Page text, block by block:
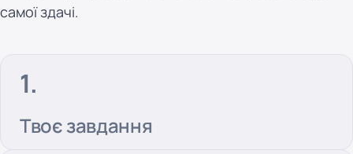
самої здачі.
Твоє завдання